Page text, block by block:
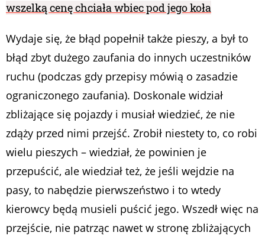
wszelką cenę chciała wbiec pod jego koła
Wydaje się, że błąd popełnił także pieszy, a był to
błąd zbyt dużego zaufania do innych uczestników
ruchu (podczas gdy przepisy mówią o zasadzie
ograniczonego zaufania). Doskonale widział
zbliżające się pojazdy i musiał wiedzieć, że nie
zdąży przed nimi przejść. Zrobił niestety to, co robi
wielu pieszych – wiedział, że powinien je
przepuścić, ale wiedział też, że jeśli wejdzie na
pasy, to nabędzie pierwszeństwo i to wtedy
kierowcy będą musieli puścić jego. Wszedł więc na
przejście, nie patrząc nawet w stronę zbliżających